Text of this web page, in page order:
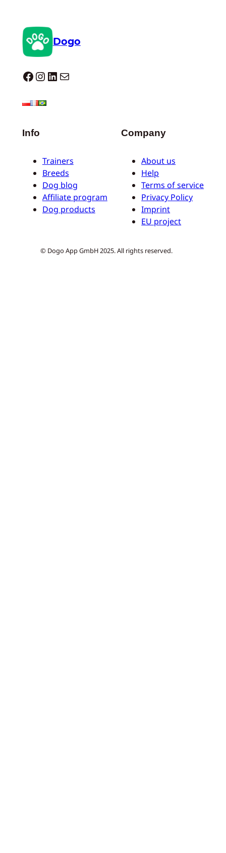
Dogo
Dogo facebook InstagramLinkedIn E-Mail
Info
Trainers
Breeds
Dog blog
Affiliate program
Dog products
Company
About us
Help
Terms of service
Privacy Policy
Imprint
EU project
© Dogo App GmbH 2025. All rights reserved.